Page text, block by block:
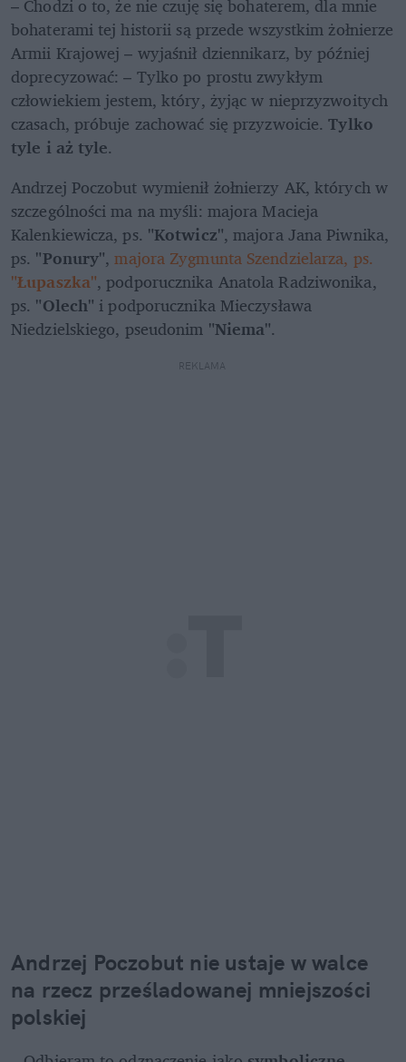
bohaterami tej historii są przede wszystkim żołnierze
Armii Krajowej – wyjaśnił dziennikarz, by później
doprecyzować: – Tylko po prostu zwykłym
człowiekiem jestem, który, żyjąc w nieprzyzwoitych
czasach, próbuje zachować się przyzwoicie. Tylko
tyle i aż tyle.
Andrzej Poczobut wymienił żołnierzy AK, których w
szczególności ma na myśli: majora Macieja
Kalenkiewicza, ps. "Kotwicz", majora Jana Piwnika,
ps. "Ponury",
"Łupaszka", podporucznika Anatola Radziwonika,
ps. "Olech" i podporucznika Mieczysława
Niedzielskiego, pseudonim "Niema".
REKLAMA
Andrzej Poczobut nie ustaje w walce
na rzecz prześladowanej mniejszości
polskiej